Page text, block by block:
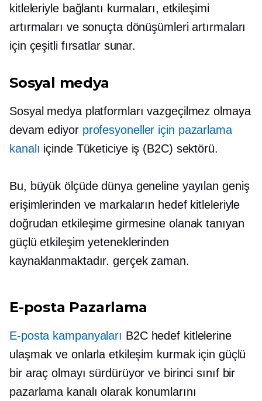
kitleleriyle bağlantı kurmaları, etkileşimi
artırmaları ve sonuçta dönüşümleri artırmaları
için çeşitli fırsatlar sunar.
Sosyal medya
Sosyal medya platformları vazgeçilmez olmaya
devam ediyor profesyoneller için pazarlama
kanalı içinde Tüketiciye iş (B2C) sektörü.
Bu, büyük ölçüde dünya geneline yayılan geniş
erişimlerinden ve markaların hedef kitleleriyle
doğrudan etkileşime girmesine olanak tanıyan
güçlü etkileşim yeteneklerinden
kaynaklanmaktadır.gerçek zaman.
E-posta Pazarlama
E-posta kampanyaları B2C hedef kitlelerine
ulaşmak ve onlarla etkileşim kurmak için güçlü
bir araç olmayı sürdürüyor ve birinci sınıf bir
pazarlama kanalı olarak konumlarını